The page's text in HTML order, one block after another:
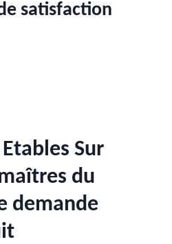
satisfaction
Sur
du
demande